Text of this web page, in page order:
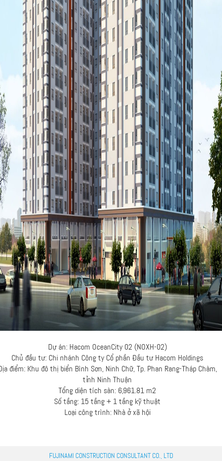
Dự án: Hacom OceanCity 02 (NOXH-02)
Chủ đầu tư: Chi nhánh Công ty Cổ phần Đầu tư Hacom Holdings
điểm: Khu đô thị biển Bình Sơn, Ninh Chữ, Tp. Phan Rang-Tháp Chàm,
tỉnh Ninh Thuận
Tổng diện tích sàn: 6,961.81 m2
Số tầng: 15 tầng + 1 tầng kỹ thuật
Loại công trình: Nhà ở xã hội
FUJINAMI CONSTRUCTION CONSULTANT CO., LTD